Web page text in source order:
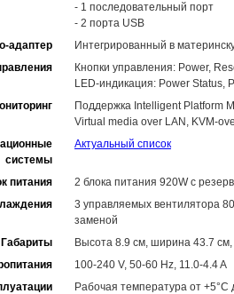
- 1 последовательный порт
- 2 порта USB
адаптер
Интегрированный в
Кнопки управления: Power,
LED-индикация: Power Status,
Поддержка Intelligent Platform
Virtual media over LAN, KVM-
системы
Актуальный список
питания
2 блока питания 920W с
3 управляемых вентилятора
заменой
Габариты
Высота 8.9 см, ширина 43.7 см,
100-240 V, 50-60 Hz, 11.0-4.4 A
Рабочая температура от +5°C